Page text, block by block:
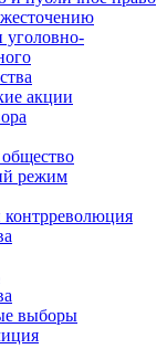
уголовно-
акции
режим
выборы